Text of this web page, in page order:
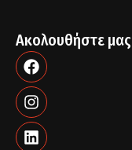
Ακολουθήστε μας